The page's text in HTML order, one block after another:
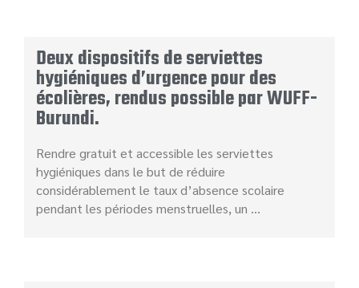
Deux dispositifs de serviettes
hygiéniques d’urgence pour des
écolières, rendus possible par WUFF-
Burundi.
Rendre gratuit et accessible les serviettes
hygiéniques dans le but de réduire
considérablement le taux d’absence scolaire
pendant les périodes menstruelles, un …